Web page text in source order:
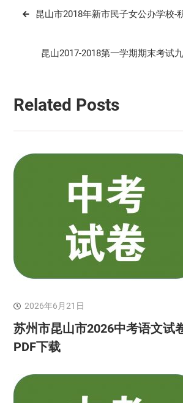
文
昆山市2018年新市民子女公办学校-
昆山2017-2018第一学期期末考试
Related Posts
2026年6月21日
苏州市昆山市2026中考语文试
PDF下载